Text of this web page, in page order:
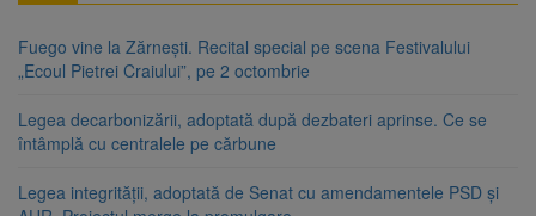
Fuego vine la Zărnești. Recital special pe scena Festivalului
„Ecoul Pietrei Craiului”, pe 2 octombrie
Legea decarbonizării, adoptată după dezbateri aprinse. Ce se
întâmplă cu centralele pe cărbune
Legea integrității, adoptată de Senat cu amendamentele PSD și